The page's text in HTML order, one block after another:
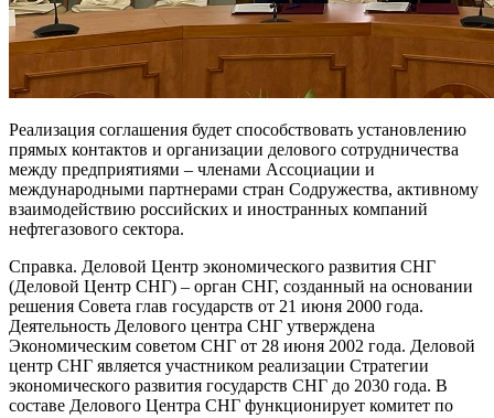
Реализация соглашения будет способствовать установлению
прямых контактов и организации делового сотрудничества
между предприятиями – членами Ассоциации и
международными партнерами стран Содружества, активному
взаимодействию российских и иностранных компаний
нефтегазового сектора.
Справка. Деловой Центр экономического развития СНГ
(Деловой Центр СНГ) – орган СНГ, созданный на основании
решения Совета глав государств от 21 июня 2000 года.
Деятельность Делового центра СНГ утверждена
Экономическим советом СНГ от 28 июня 2002 года. Деловой
центр СНГ является участником реализации Стратегии
экономического развития государств СНГ до 2030 года. В
составе Делового Центра СНГ функционирует комитет по